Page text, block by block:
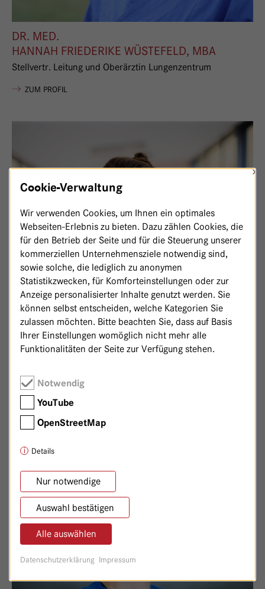
DR. MED.
HANNAH FRIEDERIKE WÜSTEFELD, MBA
Stellvertr. Leitung und Oberärztin Lungenzentrum
ZUM PROFIL
JULE MARIE WEISS
Oberärztin Lungenzentrum/Fachärztin Innere Medizin
ZUM PROFIL
Cookie-Verwaltung
×
Wir verwenden Cookies, um Ihnen ein optimales
Webseiten-Erlebnis zu bieten. Dazu zählen Cookies, die
für den Betrieb der Seite und für die Steuerung unserer
kommerziellen Unternehmensziele notwendig sind,
sowie solche, die lediglich zu anonymen
Statistikzwecken, für Komforteinstellungen oder zur
Anzeige personalisierter Inhalte genutzt werden. Sie
können selbst entscheiden, welche Kategorien Sie
zulassen möchten. Bitte beachten Sie, dass auf Basis
Ihrer Einstellungen womöglich nicht mehr alle
Funktionalitäten der Seite zur Verfügung stehen.
Notwendig
YouTube
OpenStreetMap
Details
Nur notwendige
Auswahl bestätigen
Alle auswählen
Datenschutzerklärung Impressum